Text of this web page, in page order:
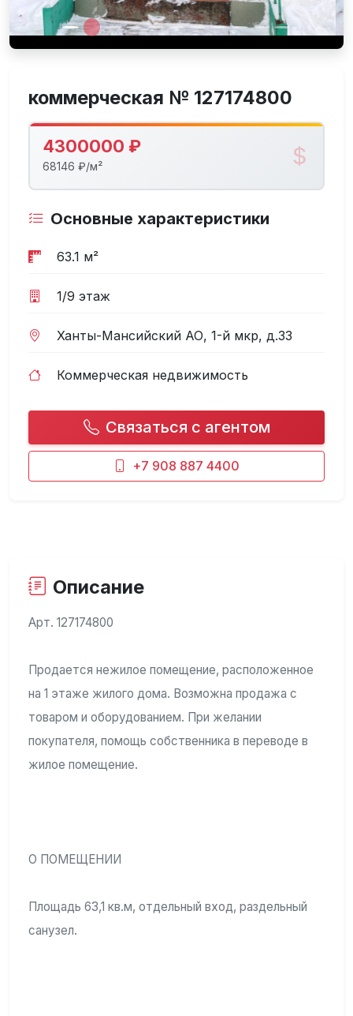
коммерческая № 127174800
4300000 ₽
68146 ₽/м²
Основные характеристики
63.1 м²
1/9 этаж
Ханты-Мансийский АО, 1-й мкр, д.33
Коммерческая недвижимость
Связаться с агентом
+7 908 887 4400
Описание
Арт. 127174800
Продается нежилое помещение, расположенное
на 1 этаже жилого дома. Возможна продажа с
товаром и оборудованием. При желании
покупателя, помощь собственника в переводе в
жилое помещение.
О ПОМЕЩЕНИИ
Площадь 63,1 кв.м, отдельный вход, раздельный
санузел.